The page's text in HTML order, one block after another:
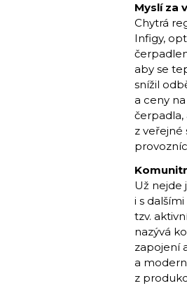
Myslí za
Chytrá
Infigy,
aby se
snížil
a ceny
z veřejné
Už nejde
i s
tzv.
nazývá
zapojení
a
z